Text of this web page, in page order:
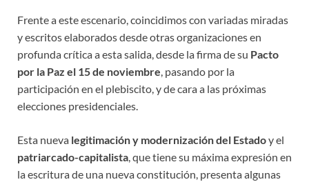
Frente a este escenario, coincidimos con variadas miradas
y escritos elaborados desde otras organizaciones en
profunda crítica a esta salida, desde la firma de su Pacto
por la Paz el 15 de noviembre, pasando por la
participación en el plebiscito, y de cara a las próximas
elecciones presidenciales.
Esta nueva legitimación y modernización del Estadoy el
patriarcado-capitalista, que tiene su máxima expresión en
la escritura de una nueva constitución, presenta algunas